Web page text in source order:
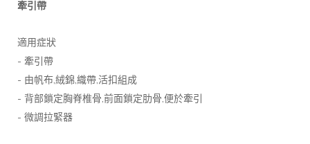
牽引帶
適用症狀
- 牽引帶
- 由帆布,絨錦,織帶,活扣組成
- 背部鎖定胸脊椎骨,前面鎖定肋骨,便於牽引
- 微調拉緊器